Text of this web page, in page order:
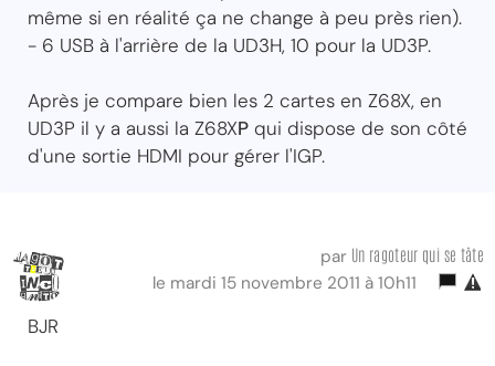
même si en réalité ça ne change à peu près rien).
- 6 USB à l'arrière de la UD3H, 10 pour la UD3P.
Après je compare bien les 2 cartes en Z68X, en
UD3P il y a aussi la Z68XP qui dispose de son côté
d'une sortie HDMI pour gérer l'IGP.
par Un ragoteur qui se tâte
le mardi 15 novembre 2011 à 10h11
BJR